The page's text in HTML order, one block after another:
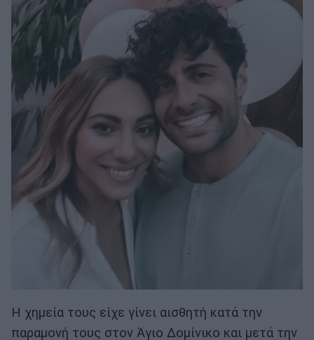
Η χημεία τους είχε γίνει αισθη­τή κατά την
παραμονή τους στον Άγιο Δομίνικο και μετά την